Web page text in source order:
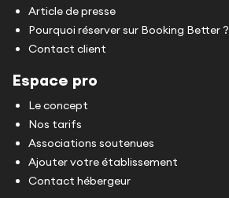
Article de presse
Pourquoi réserver sur Booking Better ?
Contact client
Espace pro
Le concept
Nos tarifs
Associations soutenues
Ajouter votre établissement
Contact hébergeur